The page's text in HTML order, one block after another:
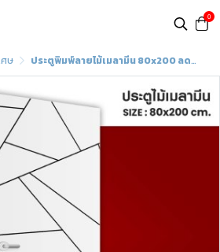
0
ศษ ประตูพิมพ์ลายไม้เมลามีน 80x200 ลดราคาพิเศษ (แบรนด์ LOMA)